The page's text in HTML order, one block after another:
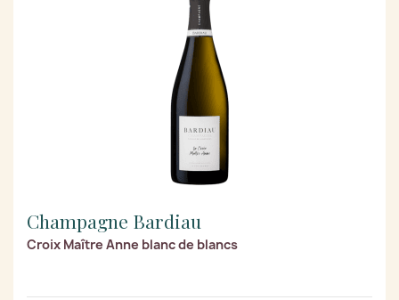
Champagne Bardiau
Croix Maître Anne blanc de blancs